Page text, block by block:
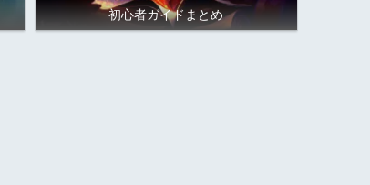
初心者ガイドまとめ